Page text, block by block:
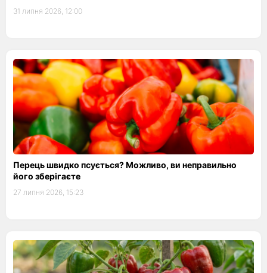
31 липня 2026, 12:00
Перець швидко псується? Можливо, ви неправильно
його зберігаєте
27 липня 2026, 15:23